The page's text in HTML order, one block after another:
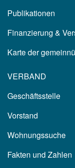
Publikationen
Finanzierung &
Karte der
VERBAND
Geschäftsstelle
Vorstand
Wohnungssuche
Fakten und Zahlen